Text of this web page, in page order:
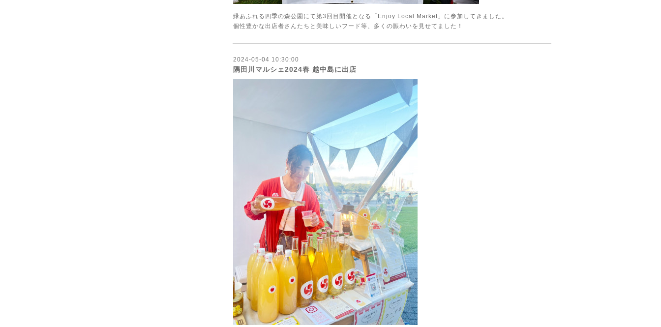
緑あふれる四季の森公園にて第3回目開催となる「Enjoy Local Market」に参加してきました。
個性豊かな出店者さんたちと美味しいフード等、多くの賑わいを見せてました！
2024-05-04 10:30:00
隅田川マルシェ2024春 越中島に出店